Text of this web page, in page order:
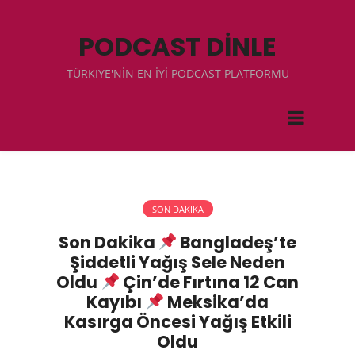
PODCAST DİNLE
TÜRKIYE'NİN EN İYİ PODCAST PLATFORMU
SON DAKIKA
Son Dakika
Bangladeş’te
Şiddetli Yağış Sele Neden
Oldu
Çin’de Fırtına 12 Can
Kayıbı
Meksika’da
Kasırga Öncesi Yağış Etkili
Oldu